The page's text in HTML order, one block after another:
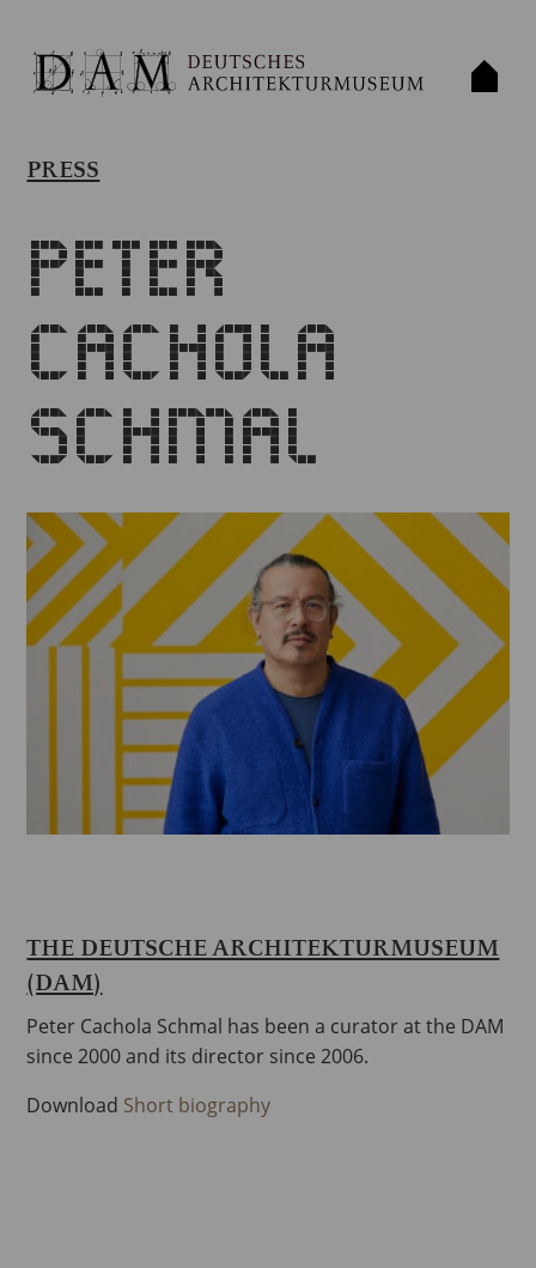
PRESS
Peter
Cachola
Schmal
THE DEUTSCHE ARCHITEKTURMUSEUM
(DAM)
Peter Cachola Schmal has been a curator at the DAM
since 2000 and its director since 2006.
Download Short biography